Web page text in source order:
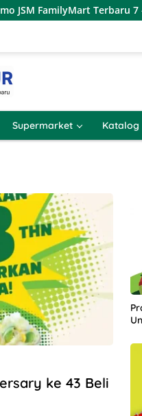
FamilyMart Terbaru 7 – 9
Supermarket Katalog
ke 43 Beli